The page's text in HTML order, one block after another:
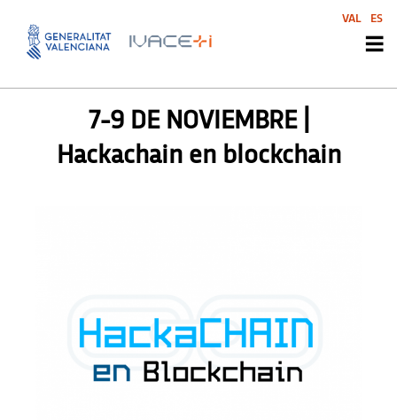
AGENDA , AGENDA SVI ,
7-9 DE NOVIEMBRE |
Hackachain en blockchain
VAL ES